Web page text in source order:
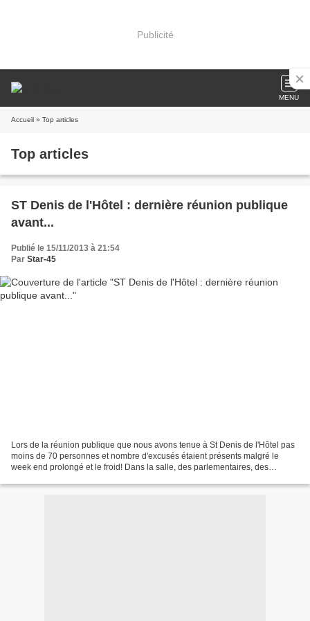
Publicité
MENU
Accueil » Top articles
Top articles
ST Denis de l'Hôtel : dernière réunion publique
avant...
Publié le 15/11/2013 à 21:54
Par Star-45
Lors de la réunion publique que nous avons tenue à St Denis de l'Hôtel pas
moins de 70 personnes et nombre d'excusés étaient présents malgré le
week end prolongé et le froid! Dans la salle, des parlementaires, des